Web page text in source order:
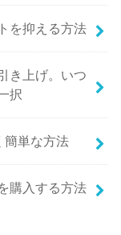
を抑える方法
き上げ。いつ
択
簡単な方法
購入する方法